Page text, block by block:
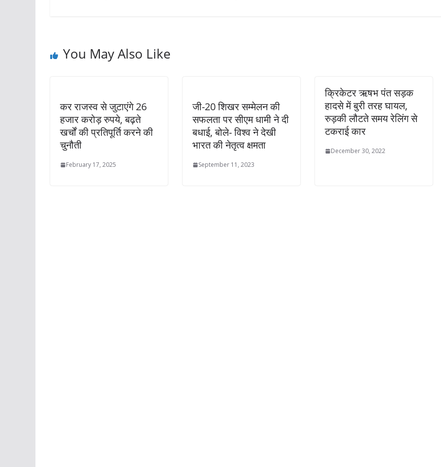
You May Also Like
कर राजस्व से जुटाएंगे 26
हजार करोड़ रुपये, बढ़ते
खर्चों की प्रतिपूर्ति करने की
चुनौती
February 17, 2025
जी-20 शिखर सम्मेलन की
सफलता पर सीएम धामी ने दी
बधाई, बोले- विश्व ने देखी
भारत की नेतृत्व क्षमता
September 11, 2023
क्रिकेटर ऋषभ पंत सड़क
हादसे में बुरी तरह घायल,
रुड़की लौटते समय रेलिंग से
टकराई कार
December 30, 2022